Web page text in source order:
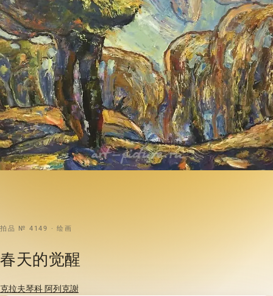
拍品 № 4149 · 绘画
春天的觉醒
克拉夫琴科 阿列克謝